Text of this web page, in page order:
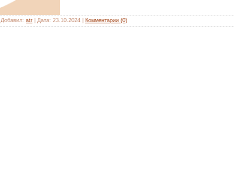
Добавил: atr Дата: 23.10.2024 Комментарии (0)